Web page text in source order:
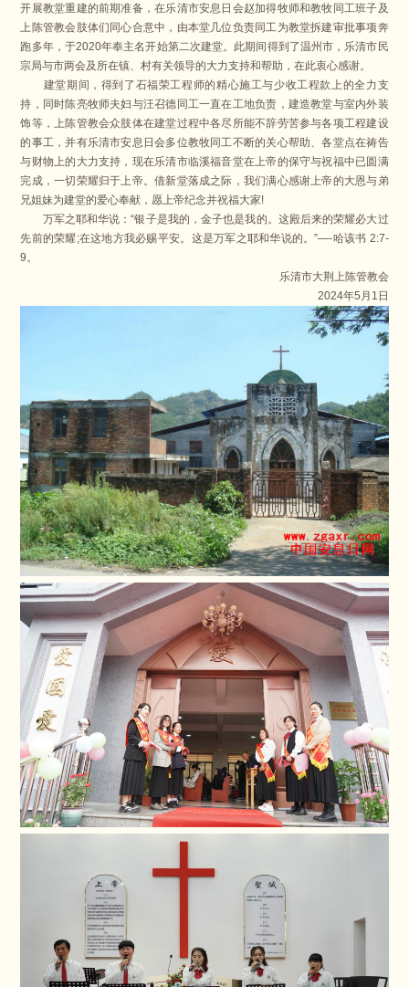
开展教堂重建的前期准备，在乐清市安息日会赵加得牧师和教牧同工班子及
上陈管教会肢体们同心合意中，由本堂几位负责同工为教堂拆建审批事项奔
跑多年，于2020年奉主名开始第二次建堂。此期间得到了温州市，乐清市民
宗局与市两会及所在镇、村有关领导的大力支持和帮助，在此衷心感谢。
建堂期间，得到了石福荣工程师的精心施工与少收工程款上的全力支
持，同时陈亮牧师夫妇与汪召德同工一直在工地负责，建造教堂与室内外装
饰等，上陈管教会众肢体在建堂过程中各尽所能不辞劳苦参与各项工程建设
的事工，并有乐清市安息日会多位教牧同工不断的关心帮助、各堂点在祷告
与财物上的大力支持，现在乐清市临溪福音堂在上帝的保守与祝福中已圆满
完成，一切荣耀归于上帝。借新堂落成之际，我们满心感谢上帝的大恩与弟
兄姐妹为建堂的爱心奉献，愿上帝纪念并祝福大家!
万军之耶和华说：“银子是我的，金子也是我的。这殿后来的荣耀必大过
先前的荣耀;在这地方我必赐平安。这是万军之耶和华说的。”—-哈该书 2:7-
9。
乐清市大荆上陈管教会
2024年5月1日